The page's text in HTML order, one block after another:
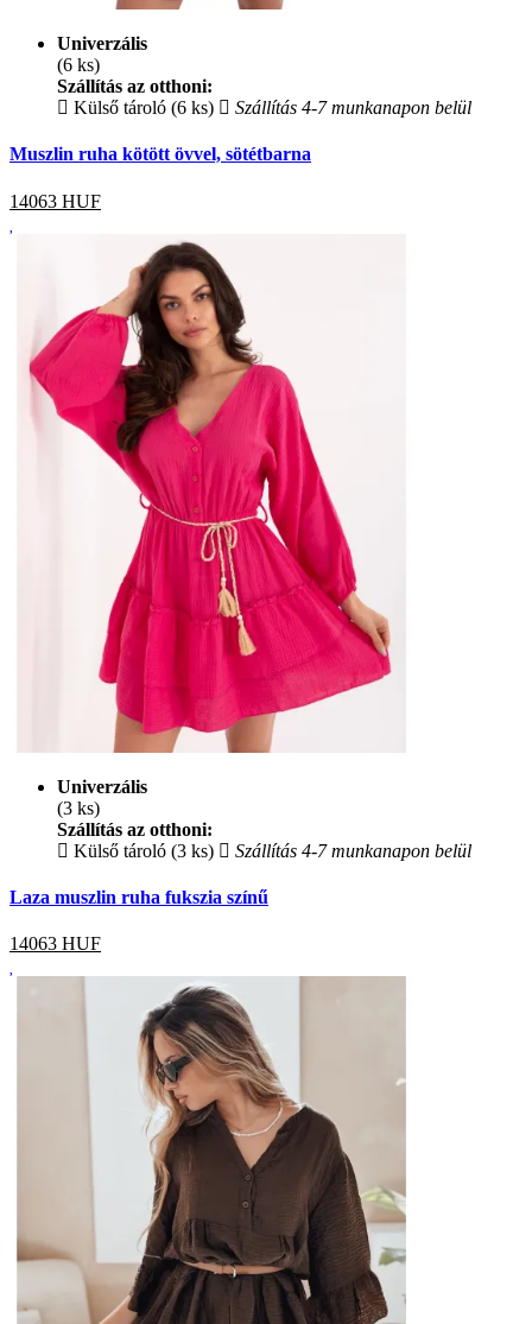
Univerzális
(6 ks)
Szállítás az otthoni:
Külső tároló (6 ks)
Szállítás 4-7 munkanapon belül
Muszlin ruha kötött övvel, sötétbarna
14063 HUF
Univerzális
(3 ks)
Szállítás az otthoni:
Külső tároló (3 ks)
Szállítás 4-7 munkanapon belül
Laza muszlin ruha fukszia színű
14063 HUF